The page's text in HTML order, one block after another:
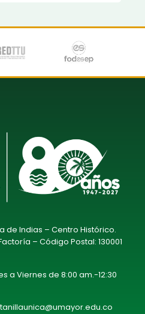
de Indias – Centro Histórico.
– Código Postal: 130001
a Viernes de 8:00 am.-12:30